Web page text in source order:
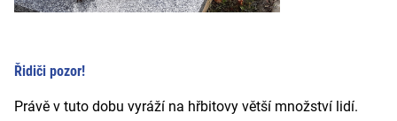
Řidiči pozor!
Právě v tuto dobu vyráží na hřbitovy větší množství lidí.